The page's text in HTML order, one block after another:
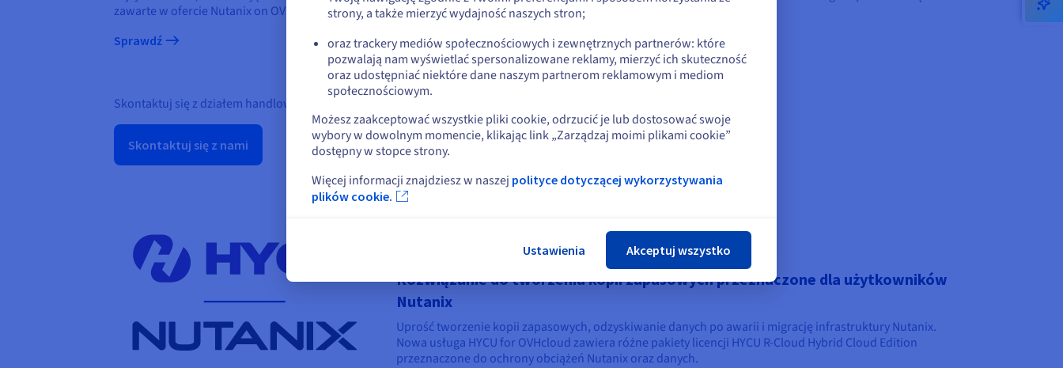
zawarte w ofercie Nutanix on OVHcloud i należy je zamówić oddzielnie.
Sprawdź
Skontaktuj się z działem handlowym, aby zamówić poziom wsparcia Business lub Enterprise
Skontaktuj się z nami
Rozwiązanie do tworzenia kopii zapasowych przeznaczone dla użytkowników
Nutanix
Uprość tworzenie kopii zapasowych, odzyskiwanie danych po awarii i migrację infrastruktury Nutanix.
Nowa usługa HYCU for OVHcloud zawiera różne pakiety licencji HYCU R-Cloud Hybrid Cloud Edition
przeznaczone do ochrony obciążeń Nutanix oraz danych.
lub
Pozostań na bieżącej stronie
Wybierz inną stronę
Zamknij
strony, a także mierzyć wydajność naszych stron;
oraz trackery mediów społecznościowych i zewnętrznych partnerów: które
pozwalają nam wyświetlać spersonalizowane reklamy, mierzyć ich skuteczność
oraz udostępniać niektóre dane naszym partnerom reklamowym i mediom
społecznościowym.
Możesz zaakceptować wszystkie pliki cookie, odrzucić je lub dostosować swoje
wybory w dowolnym momencie, klikając link „Zarządzaj moimi plikami cookie”
dostępny w stopce strony.
Więcej informacji znajdziesz w naszej polityce dotyczącej wykorzystywania
plików cookie.
Ustawienia Akceptuj wszystko